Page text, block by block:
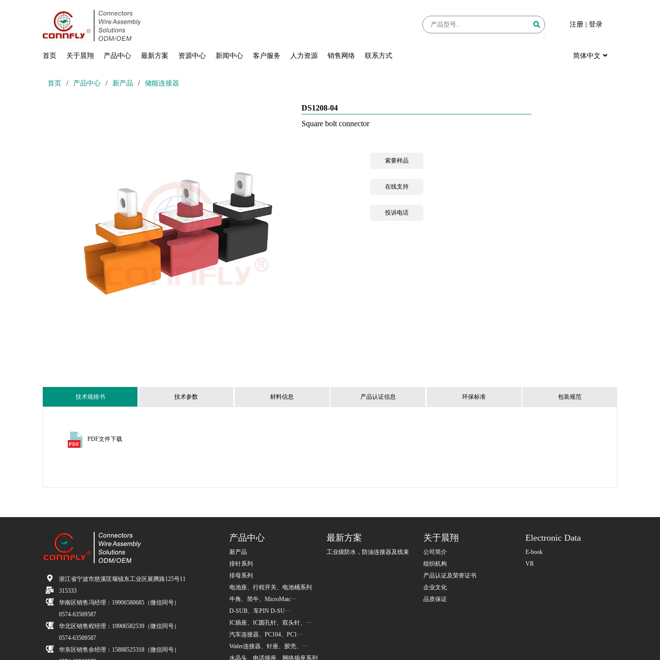
注册 登录
首页 关于晨翔 产品中心 最新方案 资源中心 新闻中心 客户服务 人力资源 销售网络 联系方式 简体中文
首页 / 产品中心 / 新产品 / 储能连接器
DS1208-04
Square bolt connector
索要样品
在线支持
投诉电话
技术规格书 技术参数 材料信息 产品认证信息 环保标准 包装规范
PDF文件下载
浙江省宁波市慈溪匡堰镇东工业区展腾路125号11
315333
华南区销售冯经理：19906580685（微信同号）
0574-63509587
华北区销售程经理：19906582539（微信同号）
0574-63509587
华东区销售余经理：15888525318（微信同号）
产品中心
新产品
排针系列
排母系列
电池座、行程开关、电池桶系列
牛角、简牛、MicroMatc···
D-SUB、车PIN D-SU···
IC插座、IC圆孔针、双头针、···
汽车连接器、PC104、PC1···
Wafer连接器、针座、胶壳、···
水晶头、电话插座、网络插座系列
最新方案
工业级防水，防油连接器及线束
关于晨翔
公司简介
组织机构
产品认证及荣誉证书
企业文化
品质保证
Electronic Data
E-book
VR